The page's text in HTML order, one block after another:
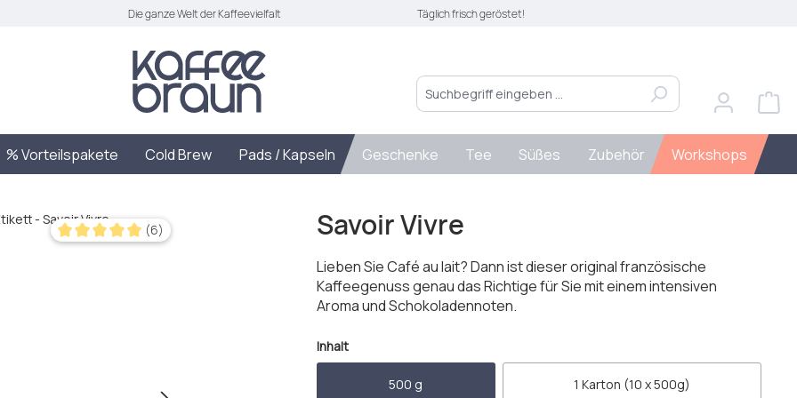
Die ganze Welt der Kaffeevielfalt Täglich frisch geröstet!
% Vorteilspakete Cold Brew Pads / Kapseln Geschenke Tee Süßes Zubehör Workshops
Durchschnittliche Bewertung von 5 von 5 Sternen
(6) Savoir Vivre
Lieben Sie Café au lait? Dann ist dieser original französische
Kaffeegenuss genau das Richtige für Sie mit einem intensiven
Aroma und Schokoladennoten.
Inhaltauswählen
500 g 1 Karton (10 x 500g)